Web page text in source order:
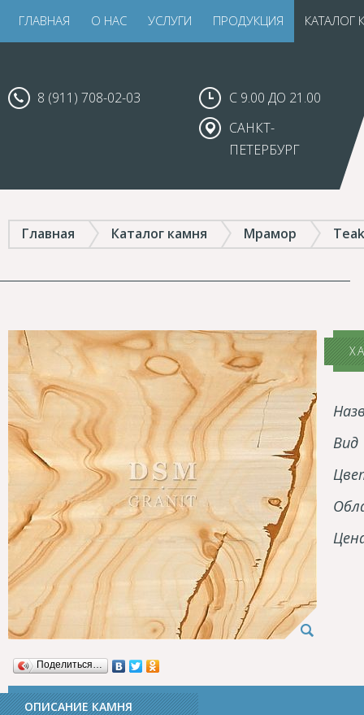
ГЛАВНАЯ О НАС УСЛУГИ ПРОДУКЦИЯ КАТАЛОГ
8 (911) 708-02-03
С 9.00 ДО 21.00
САНКТ-
ПЕТЕРБУРГ
Главная Каталог камня Мрамор
Вид
Поделиться…
ОПИСАНИЕ КАМНЯ